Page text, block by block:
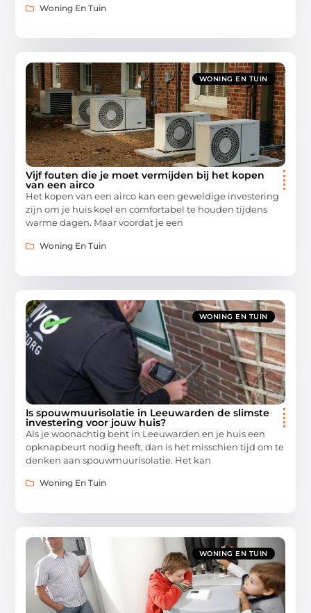
Woning En Tuin
WONING EN TUIN
Vijf fouten die je moet vermijden bij het kopen
van een airco
Het kopen van een airco kan een geweldige investering
zijn om je huis koel en comfortabel te houden tijdens
warme dagen. Maar voordat je een
Woning En Tuin
WONING EN TUIN
Is spouwmuurisolatie in Leeuwarden de slimste
investering voor jouw huis?
Als je woonachtig bent in Leeuwarden en je huis een
opknapbeurt nodig heeft, dan is het misschien tijd om te
denken aan spouwmuurisolatie. Het kan
Woning En Tuin
WONING EN TUIN